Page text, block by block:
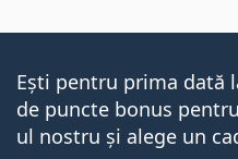
Ești pentru prima dată
de puncte bonus
ul nostru și alege un